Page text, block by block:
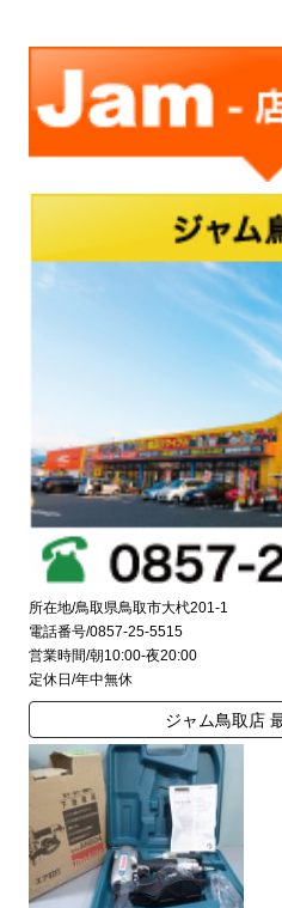
所在地/鳥取県鳥取市大杙201-1
電話番号/0857-25-5515
営業時間/朝10:00-夜20:00
定休日/年中無休
ジャム鳥取店